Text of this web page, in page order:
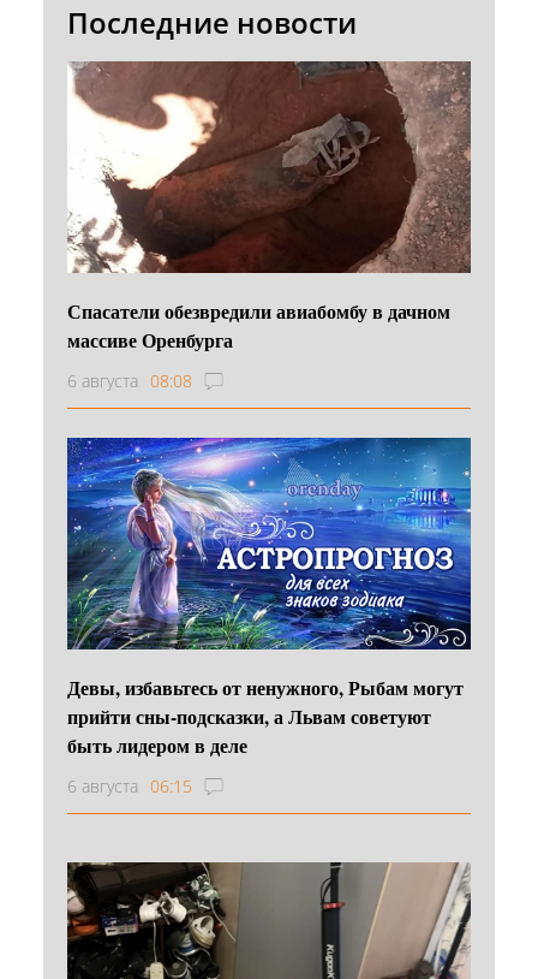
Последние новости
Спасатели обезвредили авиабомбу в дачном
массиве Оренбурга
6 августа 08:08
Девы, избавьтесь от ненужного, Рыбам могут
прийти сны-подсказки, а Львам советуют
быть лидером в деле
6 августа 06:15